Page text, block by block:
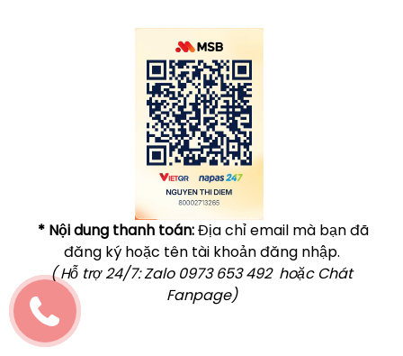
* Nội dung thanh toán:Địa chỉ email mà bạn đã
đăng ký hoặc tên tài khoản đăng nhập.
( Hỗ trợ 24/7: Zalo 0973 653 492 hoặc Chát
Fanpage)